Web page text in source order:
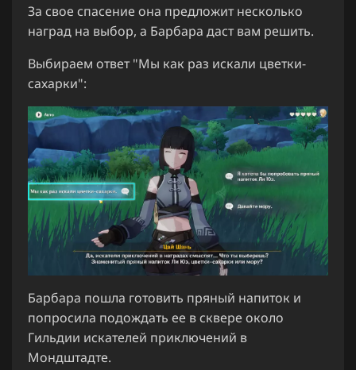
За свое спасение она предложит несколько
наград на выбор, а Барбара даст вам решить.
Выбираем ответ "Мы как раз искали цветки-
сахарки":
Барбара пошла готовить пряный напиток и
попросила подождать ее в сквере около
Гильдии искателей приключений в
Мондштадте.